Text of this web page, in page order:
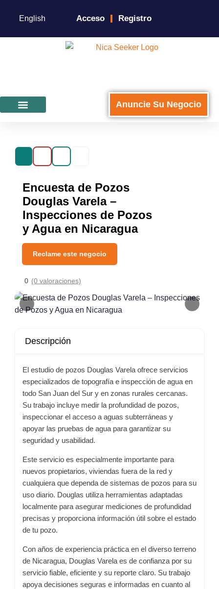
English Acceso Registro
Anuncie Su Negocio
Encuesta de Pozos
Douglas Varela –
Inspecciones de Pozos
y Agua en Nicaragua
Reclame este negocio
0 (0 valoraciones)
Descripción
El estudio de pozos Douglas Varela ofrece servicios
especializados de topografía e inspección de agua en
todo San Juan del Sur y en zonas rurales cercanas.
Su trabajo incluye medir la profundidad de pozos,
inspeccionar el acceso a aguas subterráneas y
apoyar las pruebas de agua para garantizar su
seguridad y usabilidad.
Este servicio es especialmente importante para
nuevos propietarios, viviendas fuera de la red y
cualquiera que dependa de sistemas de pozos para su
uso diario. Douglas utiliza herramientas adaptadas
localmente para asegurar mediciones de profundidad
precisas y proporciona información útil sobre el estado
de tu pozo.
Con años de experiencia práctica en el diverso terreno
de Nicaragua, Douglas Varela es de confianza por su
servicio fiable, eficiente y su reporte claro. Su trabajo
apoya decisiones seguras e informadas en cuanto al